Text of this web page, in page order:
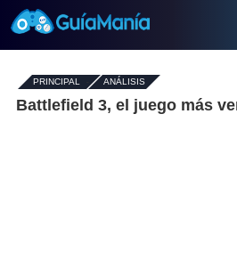
PRINCIPAL - ANÁLISIS
Battlefield 3, el juego más